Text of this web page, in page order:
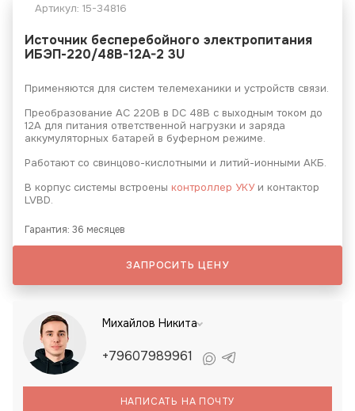
Артикул: 15-34816
Источник бесперебойного электропитания
ИБЭП-220/48B-12A-2 3U
Применяются для систем телемеханики и устройств связи.
Преобразование АС 220В в DC 48В с выходным током до
12А для питания ответственной нагрузки и заряда
аккумуляторных батарей в буферном режиме.
Работают со свинцово-кислотными и литий-ионными АКБ.
В корпус системы встроены контроллер УКУи контактор
LVBD.
Гарантия: 36 месяцев
ЗАПРОСИТЬ ЦЕНУ
Михайлов Никита
+79607989961
НАПИСАТЬ НА ПОЧТУ